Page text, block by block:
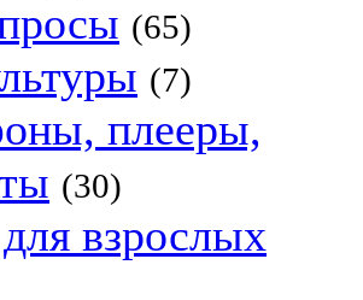
(65)
(7)
плееры,
(30)
взрослых